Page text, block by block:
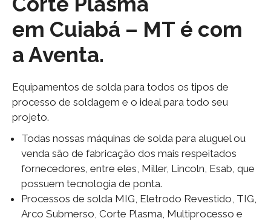
em Cuiabá – MT é com
a Aventa.
Equipamentos de solda para todos os tipos de
processo de soldagem e o ideal para todo seu
projeto.
Todas nossas máquinas de solda para aluguel ou
venda são de fabricação dos mais respeitados
fornecedores, entre eles, Miller, Lincoln, Esab, que
possuem tecnologia de ponta.
Processos de solda MIG, Eletrodo Revestido, TIG,
Arco Submerso, Corte Plasma, Multiprocesso e